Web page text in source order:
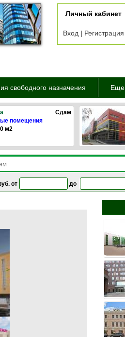
Личный кабинет
Вход | Регистрация
свободного назначения Еще
Сдам
помещения
м2
от до
>